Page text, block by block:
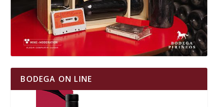
BODEGA ON LINE